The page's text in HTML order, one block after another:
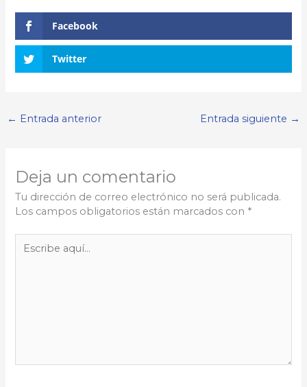
Facebook
Twitter
← Entrada anterior Entrada siguiente →
Deja un comentario
Tu dirección de correo electrónico no será publicada.
Los campos obligatorios están marcados con *
aquí...